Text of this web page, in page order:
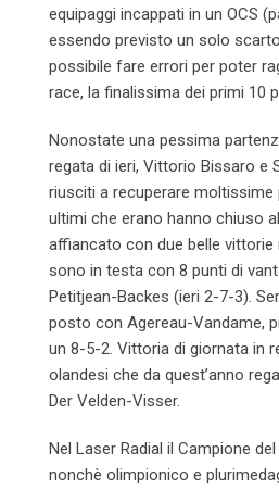
equipaggi incappati in un OCS
essendo previsto un solo
possibile fare errori per poter
race, la finalissima dei primi 10
Nonostate una pessima
regata di ieri, Vittorio Bissaro e
riusciti a recuperare moltissime
ultimi che erano hanno chiuso
affiancato con due belle vittorie
sono in testa con 8 punti di
Petitjean-Backes (ieri 2-7-3).
posto con Agereau-Vandame,
un 8-5-2. Vittoria di giornata in
olandesi che da quest’anno
Der Velden-Visser.
Nel Laser Radial il Campione
nonchè olimpionico e